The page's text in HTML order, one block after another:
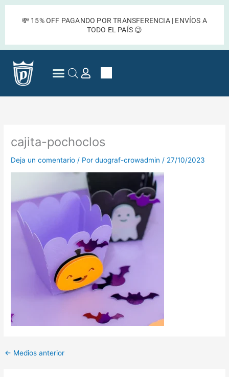
💸 15% OFF PAGANDO POR TRANSFERENCIA | ENVÍOS A
TODO EL PAÍS 😉
Cart
cajita-pochoclos
Deja un comentario / Porduograf-crowadmin / 27/10/2023
← Medios anterior